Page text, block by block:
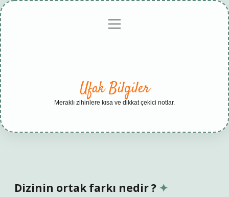
Gizlilikmenüyü
Ufak Bilgiler
Meraklı zihinlere kısa ve dikkat çekici notlar.
Dizinin ortak farkı nedir ?